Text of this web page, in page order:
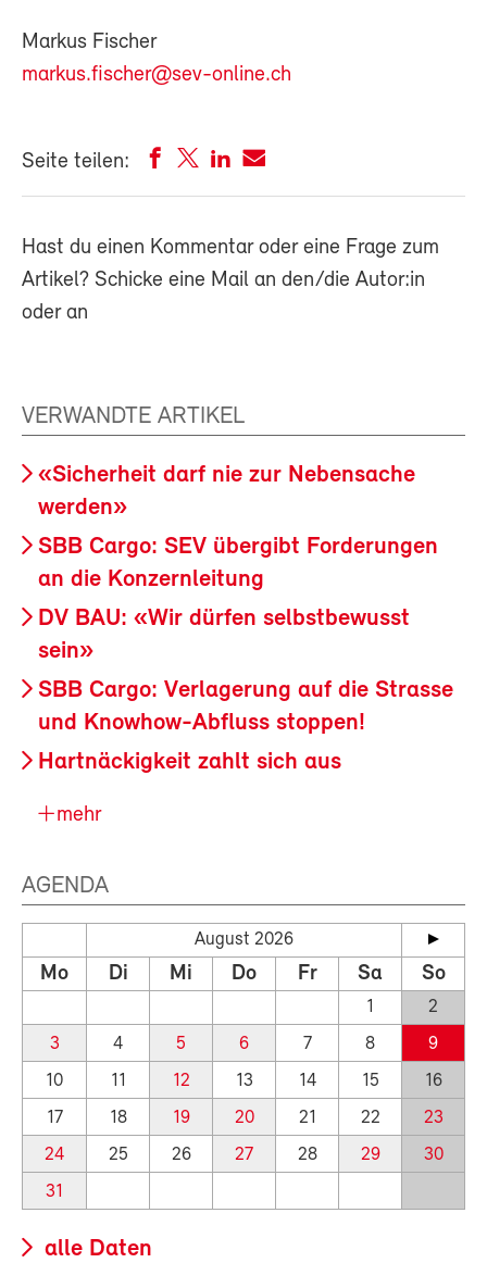
Markus Fischer
markus.fischer@sev-online.ch
Seite teilen:
Hast du einen Kommentar oder eine Frage zum
Artikel? Schicke eine Mail an den/die Autor:in
oder an
VERWANDTE ARTIKEL
«Sicherheit darf nie zur Nebensache
werden»
SBB Cargo: SEV übergibt Forderungen
an die Konzernleitung
DV BAU: «Wir dürfen selbstbewusst
sein»
SBB Cargo: Verlagerung auf die Strasse
und Knowhow-Abfluss stoppen!
Hartnäckigkeit zahlt sich aus
mehr
AGENDA
August 2026
Mo Di Mi Do Fr Sa So
1
2
3
4 5 6 7 8
9
10
11 12 13 14 15
16
17
18 19 20 21 22
23
24
25 26 27 28 29
30
31
alle Daten